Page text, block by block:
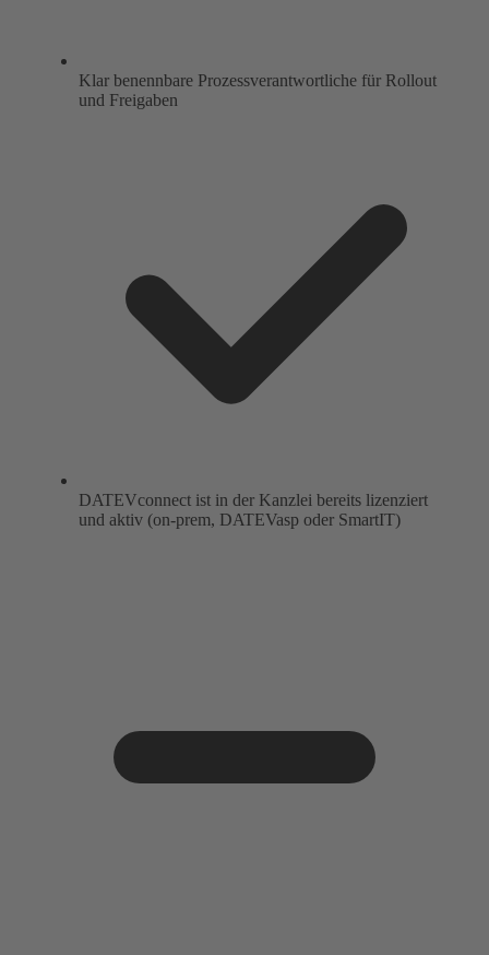
Klar benennbare Prozessverantwortliche für Rollout
und Freigaben
DATEVconnect ist in der Kanzlei bereits lizenziert
und aktiv (on-prem, DATEVasp oder SmartIT)